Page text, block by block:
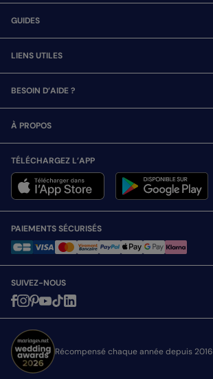
GUIDES
LIENS UTILES
BESOIN D’AIDE ?
À PROPOS
TÉLÉCHARGEZ L’APP
PAIEMENTS SÉCURISÉS
SUIVEZ-NOUS
Récompensé chaque année depuis 2016